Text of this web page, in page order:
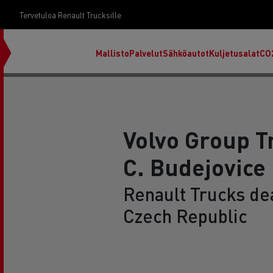
Tervetuloa Renault Trucksille
MallistoPalvelutSähköautotKuljetusalat
Volvo Group
C. Budejovice
Renault Trucks
Czech Republic